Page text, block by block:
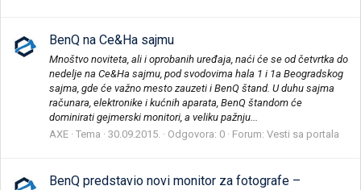
BenQ na Ce&Ha sajmu
Mnoštvo noviteta, ali i oprobanih uređaja, naći će se od četvrtka do
nedelje na Ce&Ha sajmu, pod svodovima hala 1 i 1a Beogradskog
sajma, gde će važno mesto zauzeti i BenQ štand. U duhu sajma
računara, elektronike i kućnih aparata, BenQ štandom će
dominirati gejmerski monitori, a veliku pažnju...
AXE Tema 30.09.2015. Odgovora: 0 Forum: Vesti sa portala
BenQ predstavio novi monitor za fotografe –